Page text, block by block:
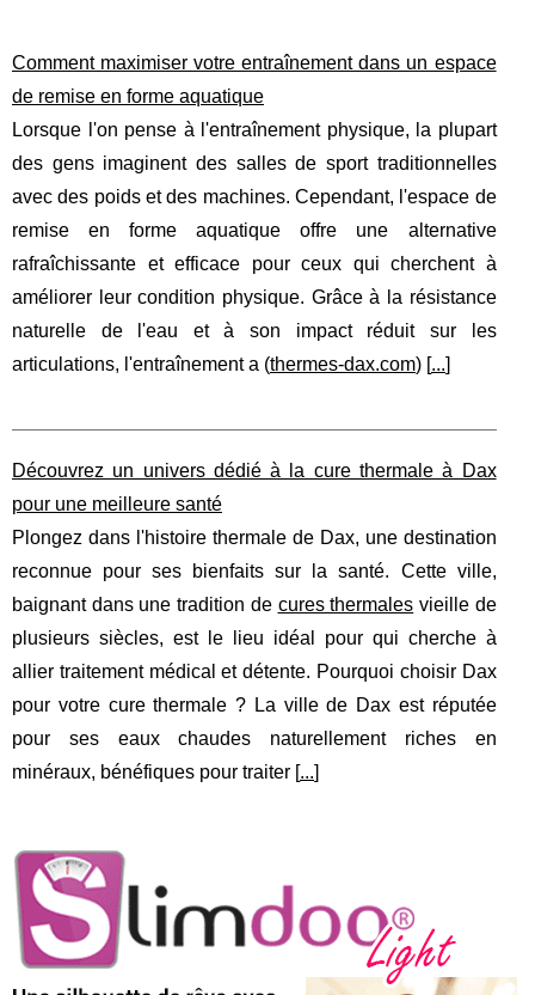
Comment maximiser votre entraînement dans un espace
de remise en forme aquatique
Lorsque l'on pense à l'entraînement physique, la plupart
des gens imaginent des salles de sport traditionnelles
avec des poids et des machines. Cependant, l'espace de
remise en forme aquatique offre une alternative
rafraîchissante et efficace pour ceux qui cherchent à
améliorer leur condition physique. Grâce à la résistance
naturelle de l'eau et à son impact réduit sur les
articulations, l'entraînement a (thermes-dax.com) [...]
Découvrez un univers dédié à la cure thermale à Dax
pour une meilleure santé
Plongez dans l'histoire thermale de Dax, une destination
reconnue pour ses bienfaits sur la santé. Cette ville,
baignant dans une tradition de cures thermales vieille de
plusieurs siècles, est le lieu idéal pour qui cherche à
allier traitement médical et détente. Pourquoi choisir Dax
pour votre cure thermale ? La ville de Dax est réputée
pour ses eaux chaudes naturellement riches en
minéraux, bénéfiques pour traiter [...]